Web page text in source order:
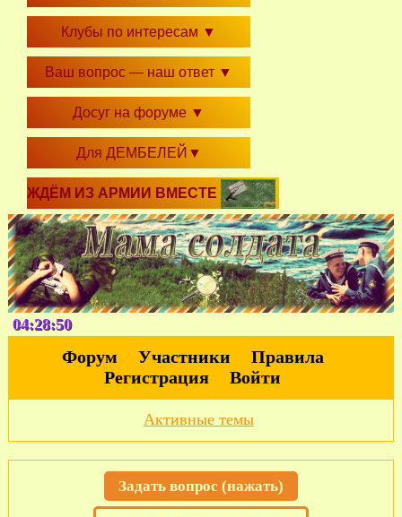
Клубы по интересам ▼
Ваш вопрос — наш ответ ▼
Досуг на форуме ▼
Для ДЕМБЕЛЕЙ ▼
ЖДЁМ ИЗ АРМИИ ВМЕСТЕ
04:28:50
Форум Участники
Правила
Регистрация
Войти
Активные темы
Задать вопрос (нажать)